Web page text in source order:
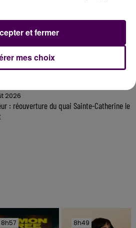
2026
vous au casting The Voice & The Voice
2026
: réouverture du quai Sainte-Catherine le
8h57
8h57 8h49
8h49
mes choix
et fermer